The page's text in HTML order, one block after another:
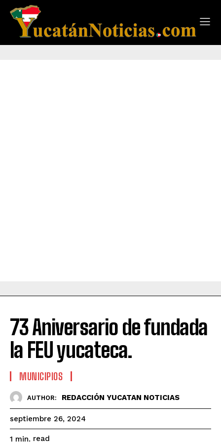
73 Aniversario de fundada
la FEU yucateca.
MUNICIPIOS
AUTHOR: REDACCIÓN YUCATAN NOTICIAS
septiembre 26, 2024
1 min. read